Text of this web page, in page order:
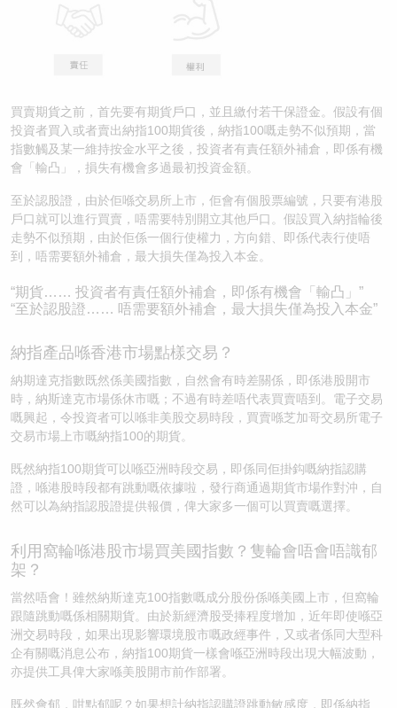
買賣期貨之前，首先要有期貨戶口，並且繳付若干保證金。假設有個
投資者買入或者賣出納指100期貨後，納指100嘅走勢不似預期，當
指數觸及某一維持按金水平之後，投資者有責任額外補倉，即係有機
會「輸凸」，損失有機會多過最初投資金額。
至於認股證，由於佢喺交易所上市，佢會有個股票編號，只要有港股
戶口就可以進行買賣，唔需要特別開立其他戶口。假設買入納指輪後
走勢不似預期，由於佢係一個行使權力，方向錯、即係代表行使唔
到，唔需要額外補倉，最大損失僅為投入本金。
“期貨…… 投資者有責任額外補倉，即係有機會「輸凸」”
“至於認股證…… 唔需要額外補倉，最大損失僅為投入本金”
納指產品喺香港市場點樣交易？
納期達克指數既然係美國指數，自然會有時差關係，即係港股開市
時，納斯達克市場係休市嘅；不過有時差唔代表買賣唔到。電子交易
嘅興起，令投資者可以喺非美股交易時段，買賣喺芝加哥交易所電子
交易市場上市嘅納指100的期貨。
既然納指100期貨可以喺亞洲時段交易，即係同佢掛鈎嘅納指認購
證，喺港股時段都有跳動嘅依據啦，發行商通過期貨市場作對沖，自
然可以為納指認股證提供報價，俾大家多一個可以買賣嘅選擇。
利用窩輪喺港股市場買美國指數？隻輪會唔會唔識郁
架？
當然唔會！雖然納斯達克100指數嘅成分股份係喺美國上市，但窩輪
跟隨跳動嘅係相關期貨。由於新經濟股受捧程度增加，近年即使喺亞
洲交易時段，如果出現影響環境股市嘅政經事件，又或者係同大型科
企有關嘅消息公布，納指100期貨一樣會喺亞洲時段出現大幅波動，
亦提供工具俾大家喺美股開市前作部署。
既然會郁，咁點郁呢？如果想計納指認購證跳動敏感度，即係納指